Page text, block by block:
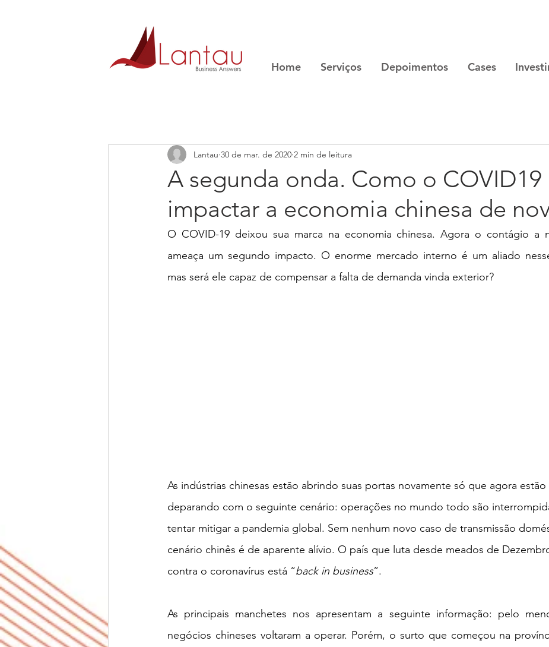
Home Serviços Depoimentos Cases
A segunda onda. Como o
impactar a economia chinesa de
Lantau 30 de mar. de 2020 2 min de leitura
O COVID-19 deixou sua marca na economia chinesa. Agora o contágio a
ameaça um segundo impacto. O enorme mercado interno é um aliado
mas será ele capaz de compensar a falta de demanda vinda exterior?
As indústrias chinesas estão abrindo suas portas novamente só que agora estão
deparando com o seguinte cenário: operações no mundo todo são
tentar mitigar a pandemia global. Sem nenhum novo caso de transmissão
cenário chinês é de aparente alívio. O país que luta desde meados de
contra o coronavírus está “back in business”.
As principais manchetes nos apresentam a seguinte informação: pelo
negócios chineses voltaram a operar. Porém, o surto que começou na